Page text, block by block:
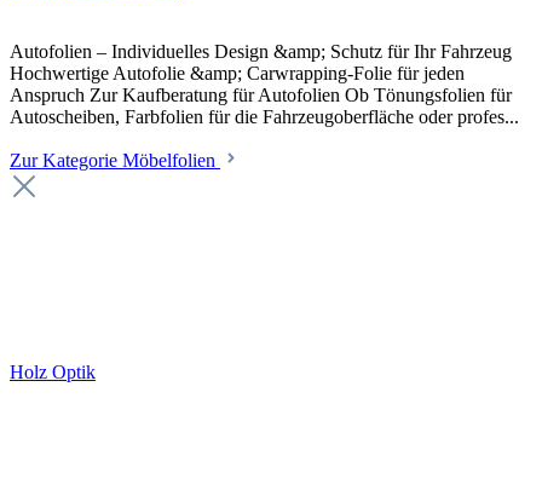
Autofolien – Individuelles Design &amp; Schutz für Ihr Fahrzeug
Hochwertige Autofolie &amp; Carwrapping-Folie für jeden
Anspruch Zur Kaufberatung für Autofolien Ob Tönungsfolien für
Autoscheiben, Farbfolien für die Fahrzeugoberfläche oder profes...
Zur Kategorie Möbelfolien
Holz Optik